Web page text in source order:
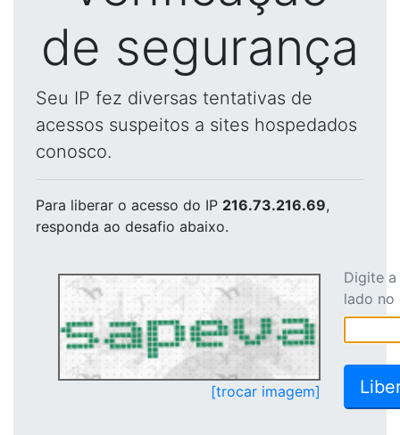
de segurança
Seu IP fez diversas tentativas de
acessos suspeitos a sites hospedados
conosco.
Para liberar o acesso do IP 216.73.216.69,
responda ao desafio abaixo.
[trocar imagem]
Digite
lado no